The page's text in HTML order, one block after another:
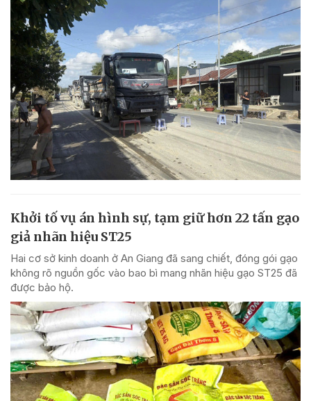
Khởi tố vụ án hình sự, tạm giữ hơn 22 tấn gạo
giả nhãn hiệu ST25
Hai cơ sở kinh doanh ở An Giang đã sang chiết, đóng gói gạo
không rõ nguồn gốc vào bao bì mang nhãn hiệu gạo ST25 đã
được bảo hộ.